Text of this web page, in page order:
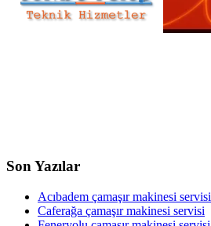
Son Yazılar
Acıbadem çamaşır makinesi servisi
Caferağa çamaşır makinesi servisi